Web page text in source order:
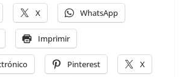
X WhatsApp
Imprimir
Pinterest X